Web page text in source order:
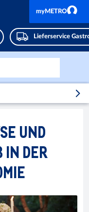
Lieferservice
myMETRO
UND
IN DER